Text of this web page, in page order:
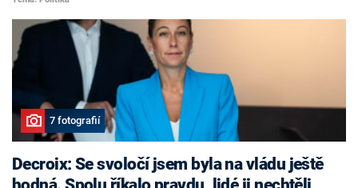
7 fotografií
Decroix: Se svoločí jsem byla na vládu ještě